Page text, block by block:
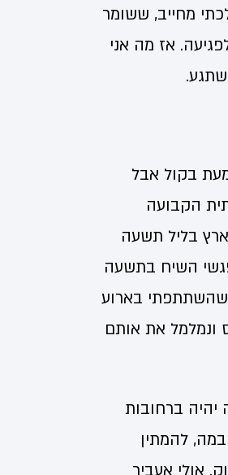
מחייב, ששומר
אז מה אני
בקול אבל
הקבועה
בליל תשעה
השיח בתשעה
שהשתתפתי בארוע
ונמלמל את אותם
ברחובות
להמתין